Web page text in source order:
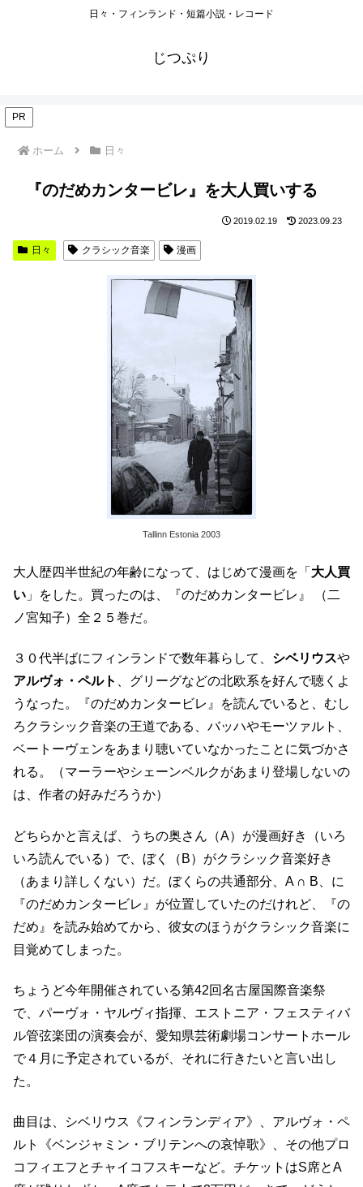
日々・フィンランド・短篇小説・レコード
じつぷり
PR
ホーム 日々
『のだめカンタービレ』を大人買いする
2019.02.19 2023.09.23
日々 クラシック音楽 漫画
Tallinn Estonia 2003
大人歴四半世紀の年齢になって、はじめて漫画を「 大人買
い 」をした。買ったのは、『のだめカンタービレ』 （二
ノ宮知子）全２５巻だ。
３０代半ばにフィンランドで数年暮らして、 シベリウスや
アルヴォ・ペルト
、グリーグなどの北欧系を好んで聴くよ
うなった。『のだめカンタービレ』を読んでいると、むし
ろクラシック音楽の王道である、バッハやモーツァルト、
ベートーヴェンをあまり聴いていなかったことに気づかさ
れる。（マーラーやシェーンベルクがあまり登場しないの
は、作者の好みだろうか）
どちらかと言えば、うちの奥さん（A）が漫画好き（いろ
いろ読んでいる）で、ぼく（B）がクラシック音楽好き
（あまり詳しくない）だ。ぼくらの共通部分、A ∩ B、に
『のだめカンタービレ』が位置していたのだけれど、『の
だめ』を読み始めてから、彼女のほうがクラシック音楽に
目覚めてしまった。
ちょうど今年開催されている第42回名古屋国際音楽祭
で、パーヴォ・ヤルヴィ指揮、エストニア・フェスティバ
ル管弦楽団の演奏会が、愛知県芸術劇場コンサートホール
で４月に予定されているが、それに行きたいと言い出し
た。
曲目は、シベリウス《フィンランディア》、アルヴォ・ペ
ルト《ベンジャミン・ブリテンへの哀悼歌》、その他プロ
コフィエフとチャイコフスキーなど。チケットはS席とA